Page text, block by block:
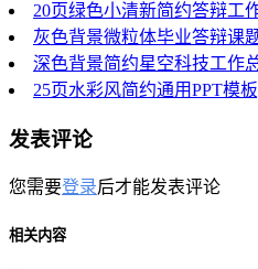
20页绿色小清新简约答辩工
灰色背景微粒体毕业答辩课
深色背景简约星空科技工作
25页水彩风简约通用PPT模
发表评论
您需要登录后才能发表评论
相关内容